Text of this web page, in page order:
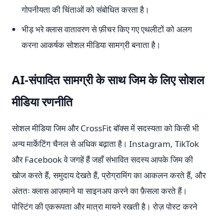
गोपनीयता की चिंताओं को संबोधित करता है।
भीड़ भरे क्लास वातावरण से फ़ीचर किए गए एथलीटों को अलग
करना आकर्षक सोशल मीडिया सामग्री बनाता है।
AI-संपादित सामग्री के साथ जिम के लिए सोशल
मीडिया रणनीति
सोशल मीडिया जिम और CrossFit बॉक्स में सदस्यता को किसी भी
अन्य मार्केटिंग चैनल से अधिक बढ़ाता है। Instagram, TikTok
और Facebook वे जगहें हैं जहाँ संभावित सदस्य आपके जिम की
खोज करते हैं, समुदाय देखते हैं, प्रोग्रामिंग का आकलन करते हैं, और
अंततः क्लास आज़माने या साइनअप करने का फ़ैसला करते हैं।
पोस्टिंग की एकरूपता और मात्रा मायने रखती है। रोज़ पोस्ट करने